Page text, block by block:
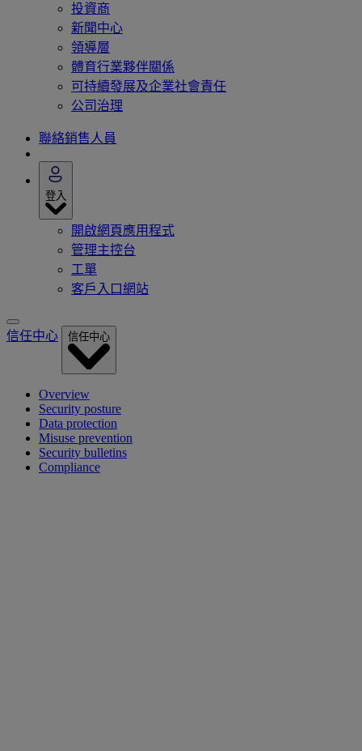
投資商
新聞中心
領導層
體育行業夥伴關係
可持續發展及企業社會責任
公司治理
聯絡銷售人員
登入
開啟網頁應用程式
管理主控台
工單
客戶入口網站
信任中心 信任中心
Overview
Security posture
Data protection
Misuse prevention
Security bulletins
Compliance